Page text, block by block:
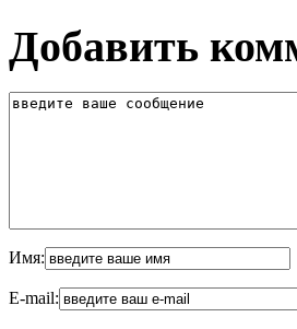
Добавить
Имя:
E-mail: